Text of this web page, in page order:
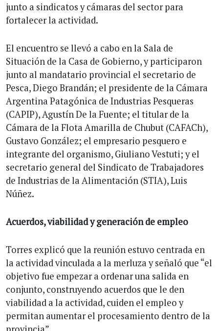
junto a sindicatos y cámaras del sector para
fortalecer la actividad.
El encuentro se llevó a cabo en la Sala de
Situación de la Casa de Gobierno, y participaron
junto al mandatario provincial el secretario de
Pesca, Diego Brandán; el presidente de la Cámara
Argentina Patagónica de Industrias Pesqueras
(CAPIP), Agustín De la Fuente; el titular de la
Cámara de la Flota Amarilla de Chubut (CAFACh),
Gustavo González; el empresario pesquero e
integrante del organismo, Giuliano Vestuti; y el
secretario general del Sindicato de Trabajadores
de Industrias de la Alimentación (STIA), Luis
Núñez.
Acuerdos, viabilidad y generación de empleo
Torres explicó que la reunión estuvo centrada en
la actividad vinculada a la merluza y señaló que “el
objetivo fue empezar a ordenar una salida en
conjunto, construyendo acuerdos que le den
viabilidad a la actividad, cuiden el empleo y
permitan aumentar el procesamiento dentro de la